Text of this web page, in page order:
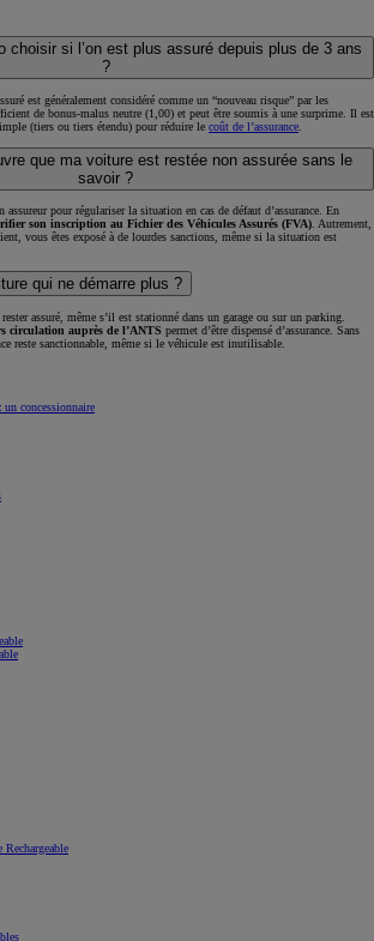
choisir si l’on est plus assuré depuis plus de 3 ans
?
est généralement considéré comme un “nouveau risque” par les
de bonus-malus neutre (1,00) et peut être soumis à une surprime. Il est
(tiers ou tiers étendu) pour réduire le coût de l’assurance
que ma voiture est restée non assurée sans le
savoir ?
pour régulariser la situation en cas de défaut d’assurance. En
son inscription au Fichier des Véhicules Assurés (FVA). Autrement,
vous êtes exposé à de lourdes sanctions, même si la situation est
qui ne démarre plus ?
assuré, même s’il est stationné dans un garage ou sur un parking.
circulation auprès de l’ANTS permet d’être dispensé d’assurance. Sans
reste sanctionnable, même si le véhicule est inutilisable.
un concessionnaire